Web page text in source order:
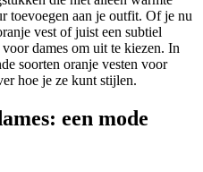
toevoegen aan je outfit. Of je nu
vest of juist een subtiel
dames om uit te kiezen. In
soorten oranje vesten voor
hoe je ze kunt stijlen.
een mode